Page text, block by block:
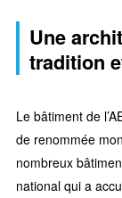
Une
tradition
Le bâtiment de
de renommée
nombreux
national qui a